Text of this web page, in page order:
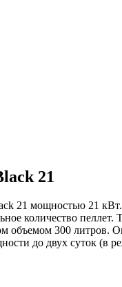
21
21 мощностью 21
количество
объемом 300 литров.
до двух суток (в